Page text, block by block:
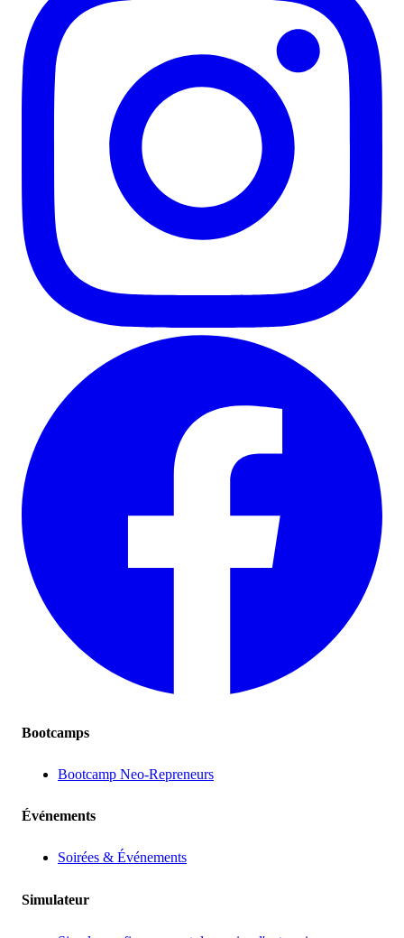
Bootcamps
Bootcamp Neo-Repreneurs
Événements
Soirées & Événements
Simulateur